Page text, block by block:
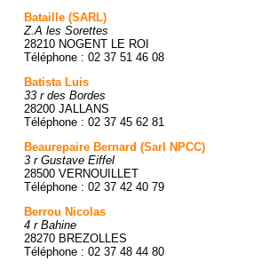
Bataille (SARL)
Z.A les Sorettes
28210 NOGENT LE ROI
Téléphone : 02 37 51 46 08
Batista Luis
33 r des Bordes
28200 JALLANS
Téléphone : 02 37 45 62 81
Beaurepaire Bernard (Sarl NPCC)
3 r Gustave Eiffel
28500 VERNOUILLET
Téléphone : 02 37 42 40 79
Berrou Nicolas
4 r Bahine
28270 BREZOLLES
Téléphone : 02 37 48 44 80